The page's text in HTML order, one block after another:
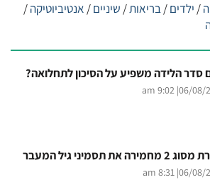
/ ילדים/בריאות/ שיניים/ אנטיביוטיקה/
סדר הלידה משפיע על הסיכון לתחלואה?
06/08/
| 9:02 am
את תסמיני גיל המעבר
06/08/
| 8:31 am